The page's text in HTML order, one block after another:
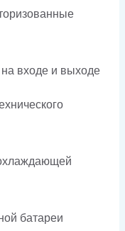
на входе и выходе
батареи